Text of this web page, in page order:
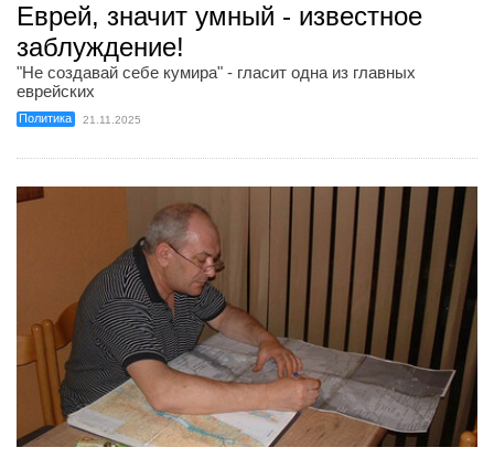
Еврей, значит умный - известное
заблуждение!
"Не создавай себе кумира" - гласит одна из главных
еврейских
Политика 21.11.2025